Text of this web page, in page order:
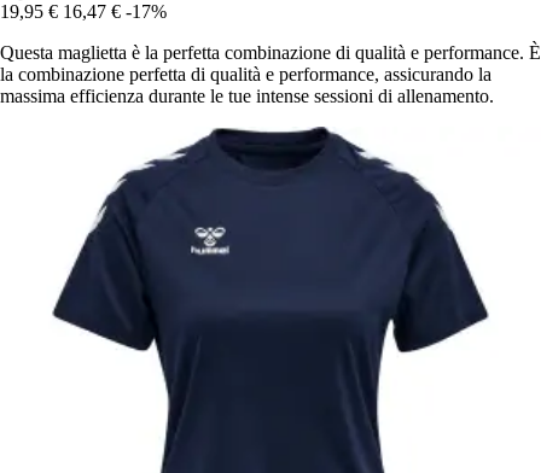
19,95 € 16,47 € -17%
Questa maglietta è la perfetta combinazione di qualità e performance. È
la combinazione perfetta di qualità e performance, assicurando la
massima efficienza durante le tue intense sessioni di allenamento.